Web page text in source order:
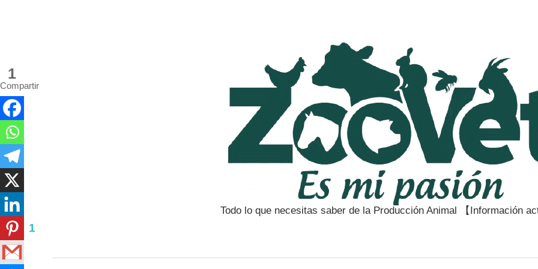
Todo lo que necesitas saber de la Producción Animal 【Información
1
Compartir
1